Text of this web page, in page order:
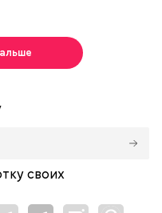
своих